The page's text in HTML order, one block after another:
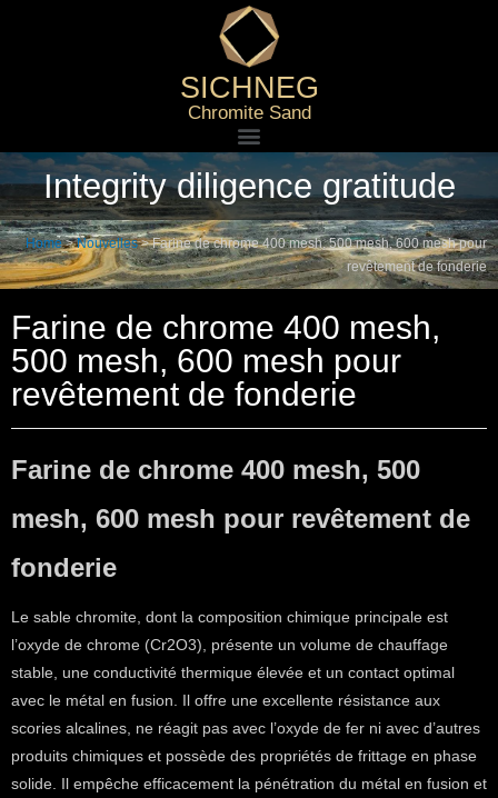
SICHNEG
Chromite Sand
Integrity diligence gratitude
Home>Nouvelles>Farine de chrome 400 mesh, 500 mesh, 600 mesh pour
revêtement de fonderie
Farine de chrome 400 mesh,
500 mesh, 600 mesh pour
revêtement de fonderie
Farine de chrome 400 mesh, 500
mesh, 600 mesh pour revêtement de
fonderie
Le sable chromite, dont la composition chimique principale est
l’oxyde de chrome (Cr2O3), présente un volume de chauffage
stable, une conductivité thermique élevée et un contact optimal
avec le métal en fusion. Il offre une excellente résistance aux
scories alcalines, ne réagit pas avec l’oxyde de fer ni avec d’autres
produits chimiques et possède des propriétés de frittage en phase
solide. Il empêche efficacement la pénétration du métal en fusion et